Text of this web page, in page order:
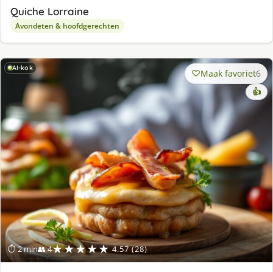
Quiche Lorraine
Avondeten & hoofdgerechten
AI-kok
⏱ 2 min👥 4★★★★★ 4.57 (28)
Maak favoriet6
👍